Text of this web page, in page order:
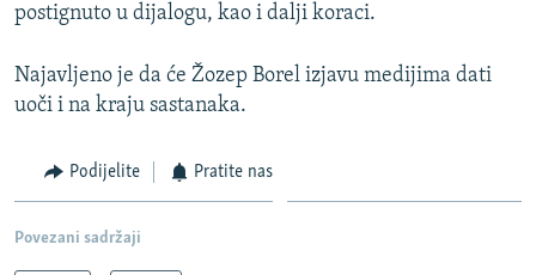
postignuto u dijalogu, kao i dalji koraci.
Najavljeno je da će Žozep Borel izjavu medijima dati
uoči i na kraju sastanaka.
Podijelite Pratite nas
Povezani sadržaji